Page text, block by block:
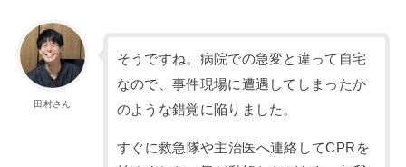
田村さん
そうですね。病院での急変と違って自宅
なので、事件現場に遭遇してしまったか
のような錯覚に陥りました。
すぐに救急隊や主治医へ連絡してCPRを